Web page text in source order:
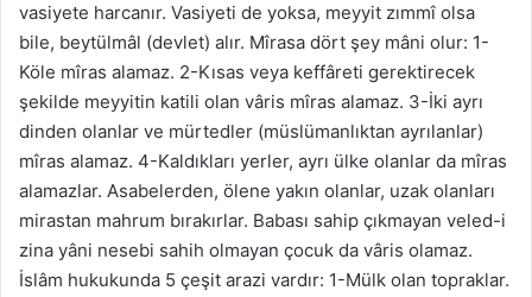
vasiyete harcanır. Vasiyeti de yoksa, meyyit zımmî olsa
bile, beytülmâl (devlet) alır. Mîrasa dört şey mâni olur: 1-
Köle mîras alamaz. 2-Kısas veya keffâreti gerektirecek
şekilde meyyitin katili olan vâris mîras alamaz. 3-İki ayrı
dinden olanlar ve mürtedler (müslümanlıktan ayrılanlar)
mîras alamaz. 4-Kaldıkları yerler, ayrı ülke olanlar da mîras
alamazlar. Asabelerden, ölene yakın olanlar, uzak olanları
mirastan mahrum bırakırlar. Babası sahip çıkmayan veled-i
zina yâni nesebi sahih olmayan çocuk da vâris olamaz.
İslâm hukukunda 5 çeşit arazi vardır: 1-Mülk olan topraklar.